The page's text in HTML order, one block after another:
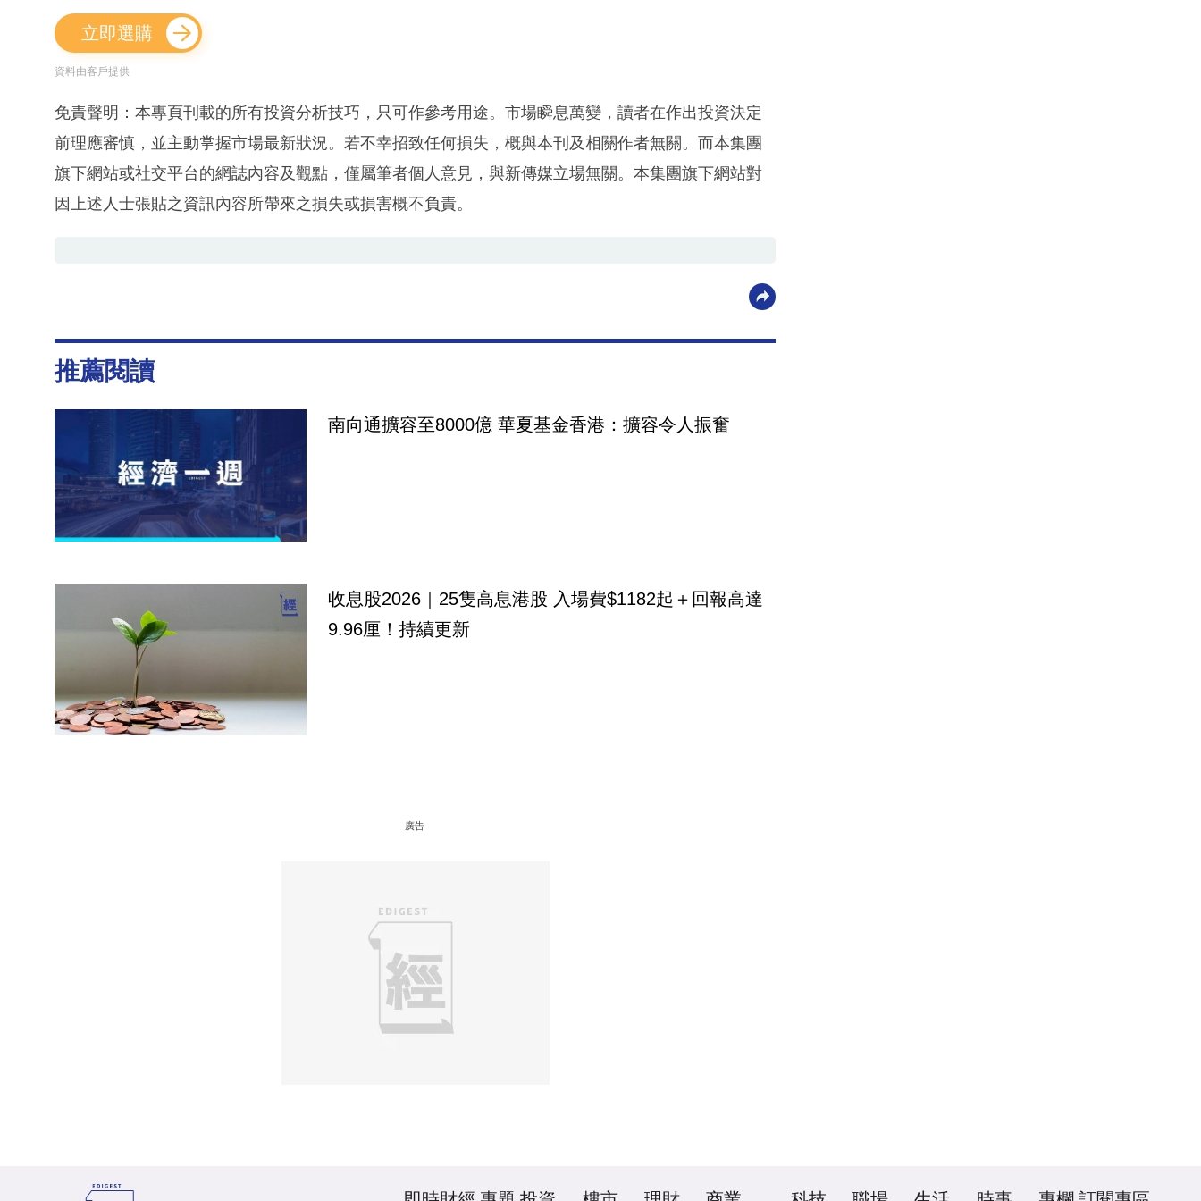
立即選購
資料由客戶提供
免責聲明：本專頁刊載的所有投資分析技巧，只可作參考用途。市場瞬息萬變，讀者在作出投資決定
前理應審慎，並主動掌握市場最新狀況。若不幸招致任何損失，概與本刊及相關作者無關。而本集團
旗下網站或社交平台的網誌內容及觀點，僅屬筆者個人意見，與新傳媒立場無關。本集團旗下網站對
因上述人士張貼之資訊內容所帶來之損失或損害概不負責。
推薦閱讀
南向通擴容至8000億 華夏基金香港：擴容令人振奮
收息股2026｜25隻高息港股 入場費$1182起＋回報高達
9.96厘！持續更新
廣告